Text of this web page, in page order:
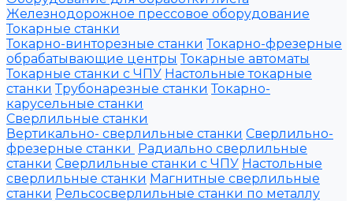
Железнодорожное прессовое оборудование
Токарные станки
Токарно-винторезные станки Токарно-фрезерные
обрабатывающие центры Токарные автоматы
Токарные станки с ЧПУ Настольные токарные
станки Трубонарезные станки Токарно-
карусельные станки
Сверлильные станки
Вертикально- сверлильные станки Сверлильно-
фрезерные станки Радиально сверлильные
станки Сверлильные станки с ЧПУ Настольные
сверлильные станки Магнитные сверлильные
станки Рельсосверлильные станки по металлу